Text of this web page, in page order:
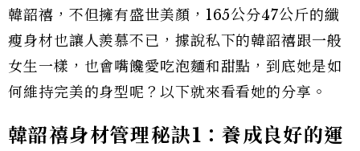
韓韶禧，不但擁有盛世美顏，165公分47公斤的纖
瘦身材也讓人羨慕不已，據說私下的韓韶禧跟一般
女生一樣，也會嘴饞愛吃泡麵和甜點，到底她是如
何維持完美的身型呢？以下就來看看她的分享。
韓韶禧身材管理秘訣1 ：養成良好的運